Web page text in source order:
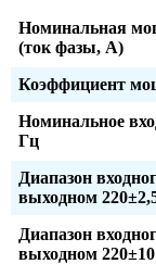
Номинальная
(ток фазы, А)
Коэффициент
Номинальное
Гц
Диапазон
выходном
Диапазон
выходном